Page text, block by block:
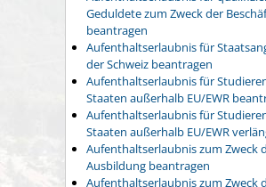
Geduldete zum Zweck der
beantragen
Aufenthaltserlaubnis für
der Schweiz beantragen
Aufenthaltserlaubnis für
Staaten außerhalb EU/EWR
Aufenthaltserlaubnis für
Staaten außerhalb EU/EWR
Aufenthaltserlaubnis zum Zweck
Ausbildung beantragen
Aufenthaltserlaubnis zum Zweck